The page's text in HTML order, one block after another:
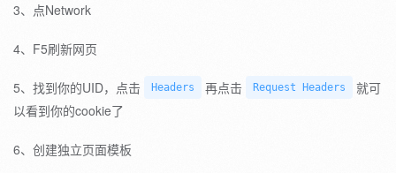
3、点Network
4、F5刷新网页
5、找到你的UID，点击 Headers 再点击 Request Headers
就可
以看到你的cookie了
6、创建独立页面模板